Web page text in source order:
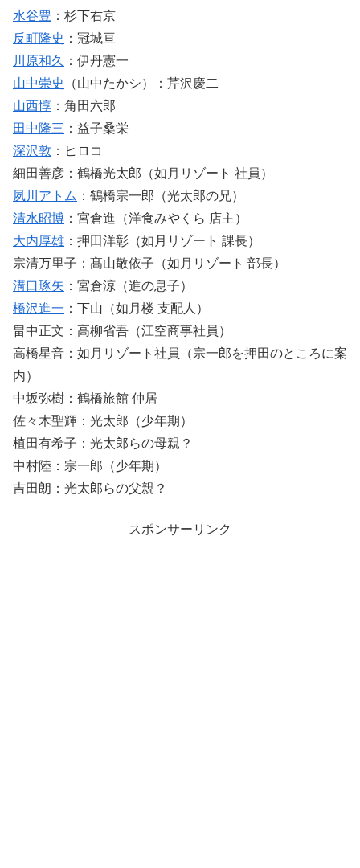
水谷豊 ：杉下右京
反町隆史 ：冠城亘
川原和久
：伊丹憲一
山中崇史
（山中たかシ）：芹沢慶二
山西惇 ：角田六郎
田中隆三 ：益子桑栄
深沢敦 ：ヒロコ
細田善彦：鶴橋光太郎（如月リゾート 社員）
夙川アトム ：鶴橋宗一郎（光太郎の兄）
清水昭博 ：宮倉進（洋食みやくら 店主）
大内厚雄 ：押田洋彰（如月リゾート 課長）
宗清万里子：髙山敬依子（如月リゾート 部長）
溝口琢矢 ：宮倉涼（進の息子）
橋沢進一 ：下山（如月楼 支配人）
畠中正文：高柳省吾（江空商事社員）
高橋星音：如月リゾート社員（宗一郎を押田のところに案
内）
中坂弥樹：鶴橋旅館 仲居
佐々木聖輝：光太郎（少年期）
植田有希子：光太郎らの母親？
中村陸：宗一郎（少年期）
吉田朗：光太郎らの父親？
スポンサーリンク